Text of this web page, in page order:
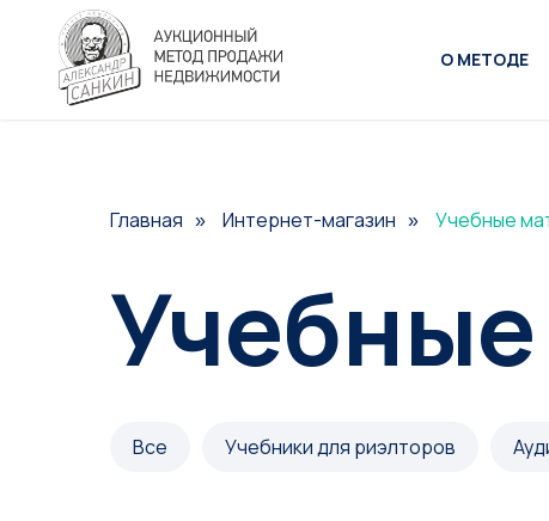
О МЕТОДЕ
Главная » Интернет-магазин » Учебные
Все Учебники для риэлторов